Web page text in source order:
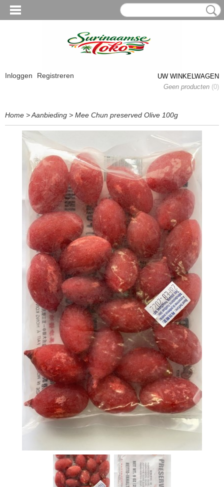
Inloggen Registreren
UW WINKELWAGEN
Geen producten (0)
Home >Aanbieding > Mee Chun preserved Olive 100g